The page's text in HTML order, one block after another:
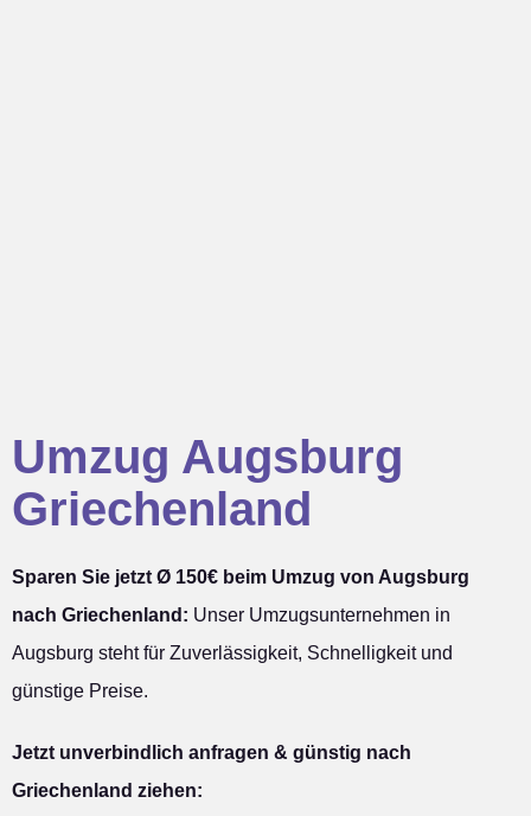
Umzug Augsburg
Griechenland
Sparen Sie jetzt Ø 150€ beim Umzug von Augsburg
nach Griechenland: Unser Umzugsunternehmen in
Augsburg steht für Zuverlässigkeit, Schnelligkeit und
günstige Preise.
Jetzt unverbindlich anfragen & günstig nach
Griechenland ziehen: